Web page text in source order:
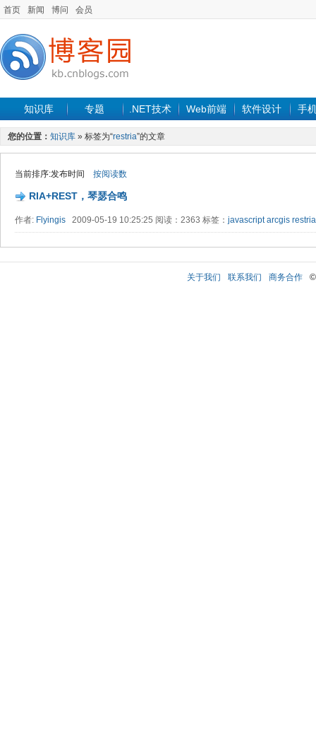
首页 新闻 博问 会员
知识库 专题 .NET技术 Web前端 软件设计 手
您的位置： 知识库 » 标签为“restria”的文章
当前排序:发布时间 按阅读数
RIA+REST，琴瑟合鸣
作者: Flyingis 2009-05-19 10:25:25 阅读：2363 标签： javascript arcgis restria
关于我们 联系我们 商务合作